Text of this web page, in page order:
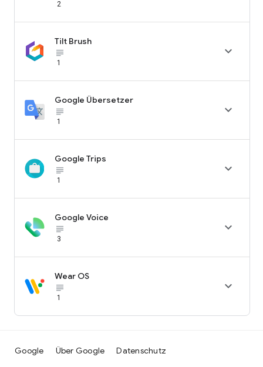
2
Tilt Brush
subject_black
1

Google Übersetzer
subject_black
1

Google Trips
subject_black
1

Google Voice
subject_black
3

Wear OS
subject_black
1

Google Über Google Datenschutz